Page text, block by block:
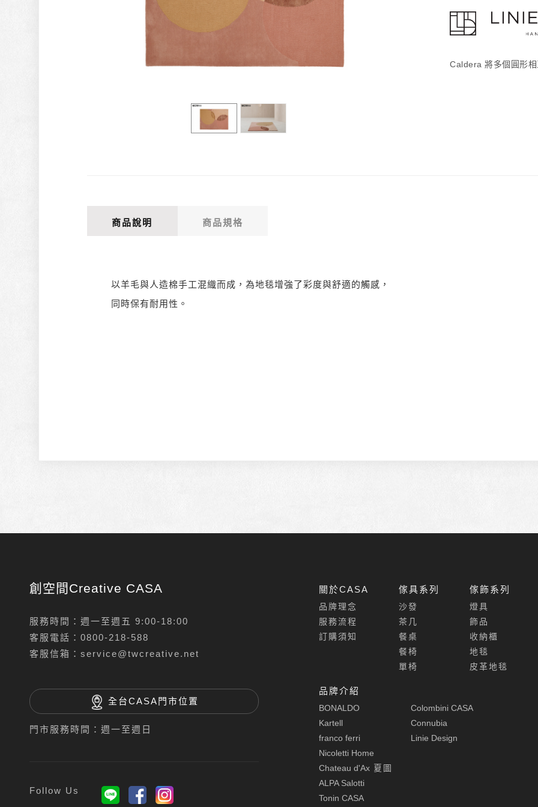
Caldera 將多個圓形
商品說明 商品規格
以羊毛與人造棉手工混織而成，為地毯增強了彩度與舒適的觸感，
同時保有耐用性。
創空間Creative CASA
服務時間：週一至週五 9:00-18:00
客服電話： 0800-218-588
客服信箱： service@twcreative.net
全台CASA門市位置
門市服務時間：週一至週日
關於CASA
品牌理念
服務流程
訂購須知
傢具系列
沙發
茶几
餐桌
餐椅
單椅
傢飾系列
燈具
飾品
收納櫃
地毯
皮革地毯
品牌介紹
BONALDO
Kartell
franco ferri
Nicoletti Home
Chateau d'Ax夏圖
ALPA Salotti
Tonin CASA
Colombini CASA
Connubia
Linie Design